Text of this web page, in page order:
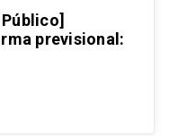
previsional: